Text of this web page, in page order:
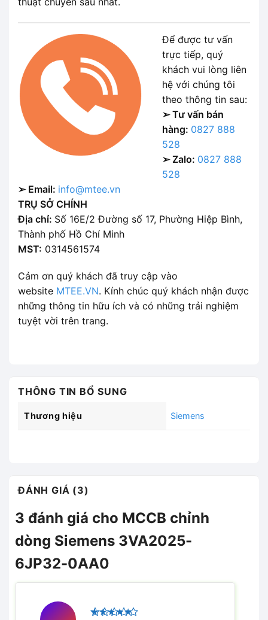
Để được tư vấn
trực tiếp, quý
khách vui lòng liên
hệ với chúng tôi
theo thông tin sau:
➢ Tư vấn bán
hàng: 0827 888
528
➢ Zalo: 0827 888
528
➢ Email: info@mtee.vn
TRỤ SỞ CHÍNH
Địa chỉ: Số 16E/2 Đường số 17, Phường Hiệp Bình,
Thành phố Hồ Chí Minh
MST: 0314561574
Cảm ơn quý khách đã truy cập vào
website MTEE.VN. Kính chúc quý khách nhận được
những thông tin hữu ích và có những trải nghiệm
tuyệt vời trên trang.
THÔNG TIN BỔ SUNG
Thương hiệu Siemens
ĐÁNH GIÁ (3)
3 đánh giá cho MCCB chỉnh
dòng Siemens 3VA2025-
6JP32-0AA0